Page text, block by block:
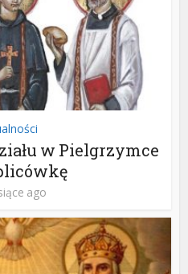
w Pielgrzymce
ago